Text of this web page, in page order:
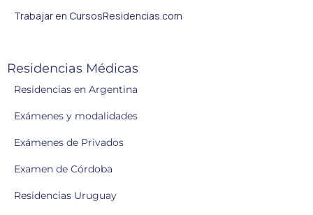
Trabajar en CursosResidencias.com
Residencias Médicas
Residencias en Argentina
Exámenes y modalidades
Exámenes de Privados
Examen de Córdoba
Residencias Uruguay